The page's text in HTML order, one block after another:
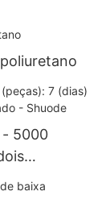
- 5000